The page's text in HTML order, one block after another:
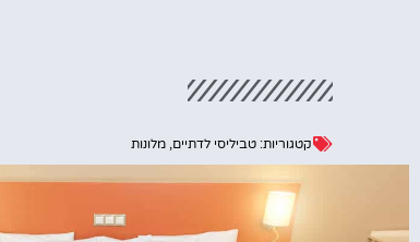
קטגוריות: טביליסי לדתיים, מלונות